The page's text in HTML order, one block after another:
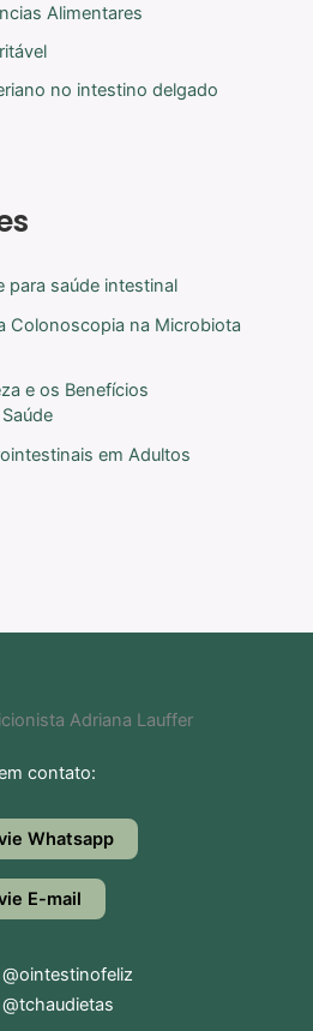
Alimentares
no intestino delgado
para saúde intestinal
Colonoscopia na Microbiota
e os Benefícios
em Adultos
contato:
Whatsapp
E-mail
@ointestinofeliz
@tchaudietas